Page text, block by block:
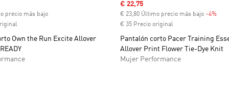
precio más bajo
Own the Run Excite Allover
Precio de venta
€ 22,75
€ 23,80 Último precio más bajo -4%
€ 35 Precio original
Pantalón corto Pacer Training
Allover Print Flower Tie-Dye Knit
Mujer Performance